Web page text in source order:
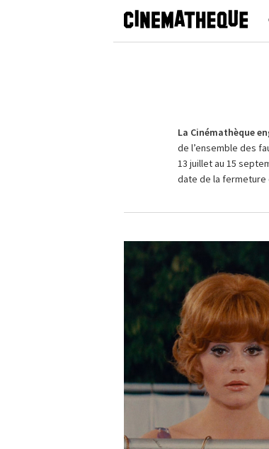
La Cinémathèque
de l’ensemble des
13 juillet au 15
date de la fermeture